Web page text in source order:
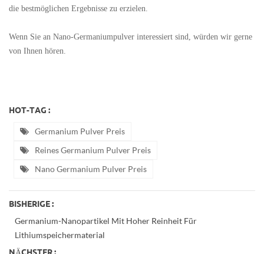
die bestmöglichen Ergebnisse zu erzielen.
Wenn Sie an Nano-Germaniumpulver interessiert sind, würden wir gerne
von Ihnen hören.
HOT-TAG :
Germanium Pulver Preis
Reines Germanium Pulver Preis
Nano Germanium Pulver Preis
BISHERIGE :
Germanium-Nanopartikel Mit Hoher Reinheit Für
Lithiumspeichermaterial